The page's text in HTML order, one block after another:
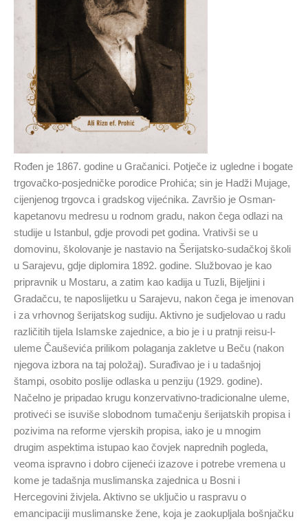
Rođen je 1867. godine u Gračanici. Potječe iz ugledne i bogate
trgovačko-posjedničke porodice Prohića; sin je Hadži Mujage,
cijenjenog trgovca i gradskog vijećnika. Završio je Osman-
kapetanovu medresu u rodnom gradu, nakon čega odlazi na
studije u Istanbul, gdje provodi pet godina. Vrativši se u
domovinu, školovanje je nastavio na Šerijatsko-sudačkoj školi
u Sarajevu, gdje diplomira 1892. godine. Službovao je kao
pripravnik u Mostaru, a zatim kao kadija u Tuzli, Bijeljini i
Gradačcu, te naposlijetku u Sarajevu, nakon čega je imenovan
i za vrhovnog šerijatskog sudiju. Aktivno je sudjelovao u radu
različitih tijela Islamske zajednice, a bio je i u pratnji reisu-l-
uleme Čauševića prilikom polaganja zakletve u Beču (nakon
njegova izbora na taj položaj). Surađivao je i u tadašnjoj
štampi, osobito poslije odlaska u penziju (1929. godine).
Načelno je pripadao krugu konzervativno-tradicionalne uleme,
protiveći se isuviše slobodnom tumačenju šerijatskih propisa i
pozivima na reforme vjerskih propisa, iako je u mnogim
drugim aspektima istupao kao čovjek naprednih pogleda,
veoma ispravno i dobro cijeneći izazove i potrebe vremena u
kome je tadašnja muslimanska zajednica u Bosni i
Hercegovini živjela. Aktivno se uključio u raspravu o
emancipaciji muslimanske žene, koja je zaokupljala bošnjačku